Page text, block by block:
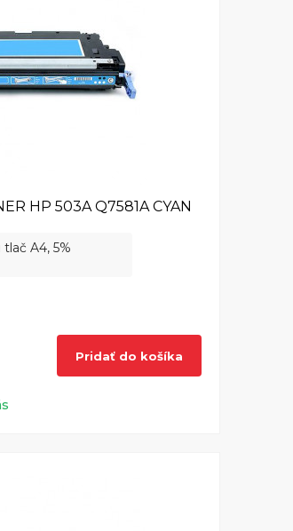
HP 503A Q7581A CYAN
A4, 5%
Pridať do košíka